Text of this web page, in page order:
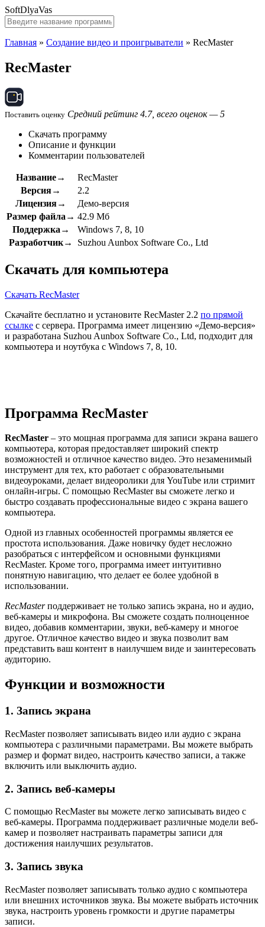
SoftDlyaVas
Главная » Создание видео и проигрыватели » RecMaster
RecMaster
Поставить оценку Средний рейтинг 4.7, всего оценок — 5
Скачать программу
Описание и функции
Комментарии пользователей
Название→
RecMaster
Версия→
2.2
Лицензия→
Демо-версия
Размер файла→ 42.9 Мб
Поддержка→
Windows 7, 8, 10
Разработчик→
Suzhou Aunbox Software Co., Ltd
Скачать для компьютера
Скачать RecMaster
Скачайте бесплатно и установите RecMaster 2.2 по прямой
ссылке с сервера. Программа имеет лицензию «Демо-версия»
и разработана Suzhou Aunbox Software Co., Ltd, подходит для
компьютера и ноутбука с Windows 7, 8, 10.
Программа RecMaster
RecMaster – это мощная программа для записи экрана вашего
компьютера, которая предоставляет широкий спектр
возможностей и отличное качество видео. Это незаменимый
инструмент для тех, кто работает с образовательными
видеоуроками, делает видеоролики для YouTube или стримит
онлайн-игры. С помощью RecMaster вы сможете легко и
быстро создавать профессиональные видео с экрана вашего
компьютера.
Одной из главных особенностей программы является ее
простота использования. Даже новичку будет несложно
разобраться с интерфейсом и основными функциями
RecMaster. Кроме того, программа имеет интуитивно
понятную навигацию, что делает ее более удобной в
использовании.
RecMasterподдерживает не только запись экрана, но и аудио,
веб-камеры и микрофона. Вы сможете создать полноценное
видео, добавив комментарии, звуки, веб-камеру и многое
другое. Отличное качество видео и звука позволит вам
представить ваш контент в наилучшем виде и заинтересовать
аудиторию.
Функции и возможности
1. Запись экрана
RecMaster позволяет записывать видео или аудио с экрана
компьютера с различными параметрами. Вы можете выбрать
размер и формат видео, настроить качество записи, а также
включить или выключить аудио.
2. Запись веб-камеры
С помощью RecMaster вы можете легко записывать видео с
веб-камеры. Программа поддерживает различные модели веб-
камер и позволяет настраивать параметры записи для
достижения наилучших результатов.
3. Запись звука
RecMaster позволяет записывать только аудио с компьютера
или внешних источников звука. Вы можете выбрать источник
звука, настроить уровень громкости и другие параметры
записи.